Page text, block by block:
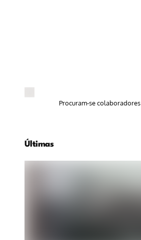
Procuram-se colaboradores
Últimas